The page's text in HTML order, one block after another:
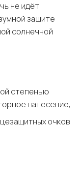
не идёт
защите
солнечной
степенью
нанесение,
очков